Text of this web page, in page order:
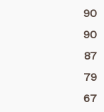
90
90
87
79
67